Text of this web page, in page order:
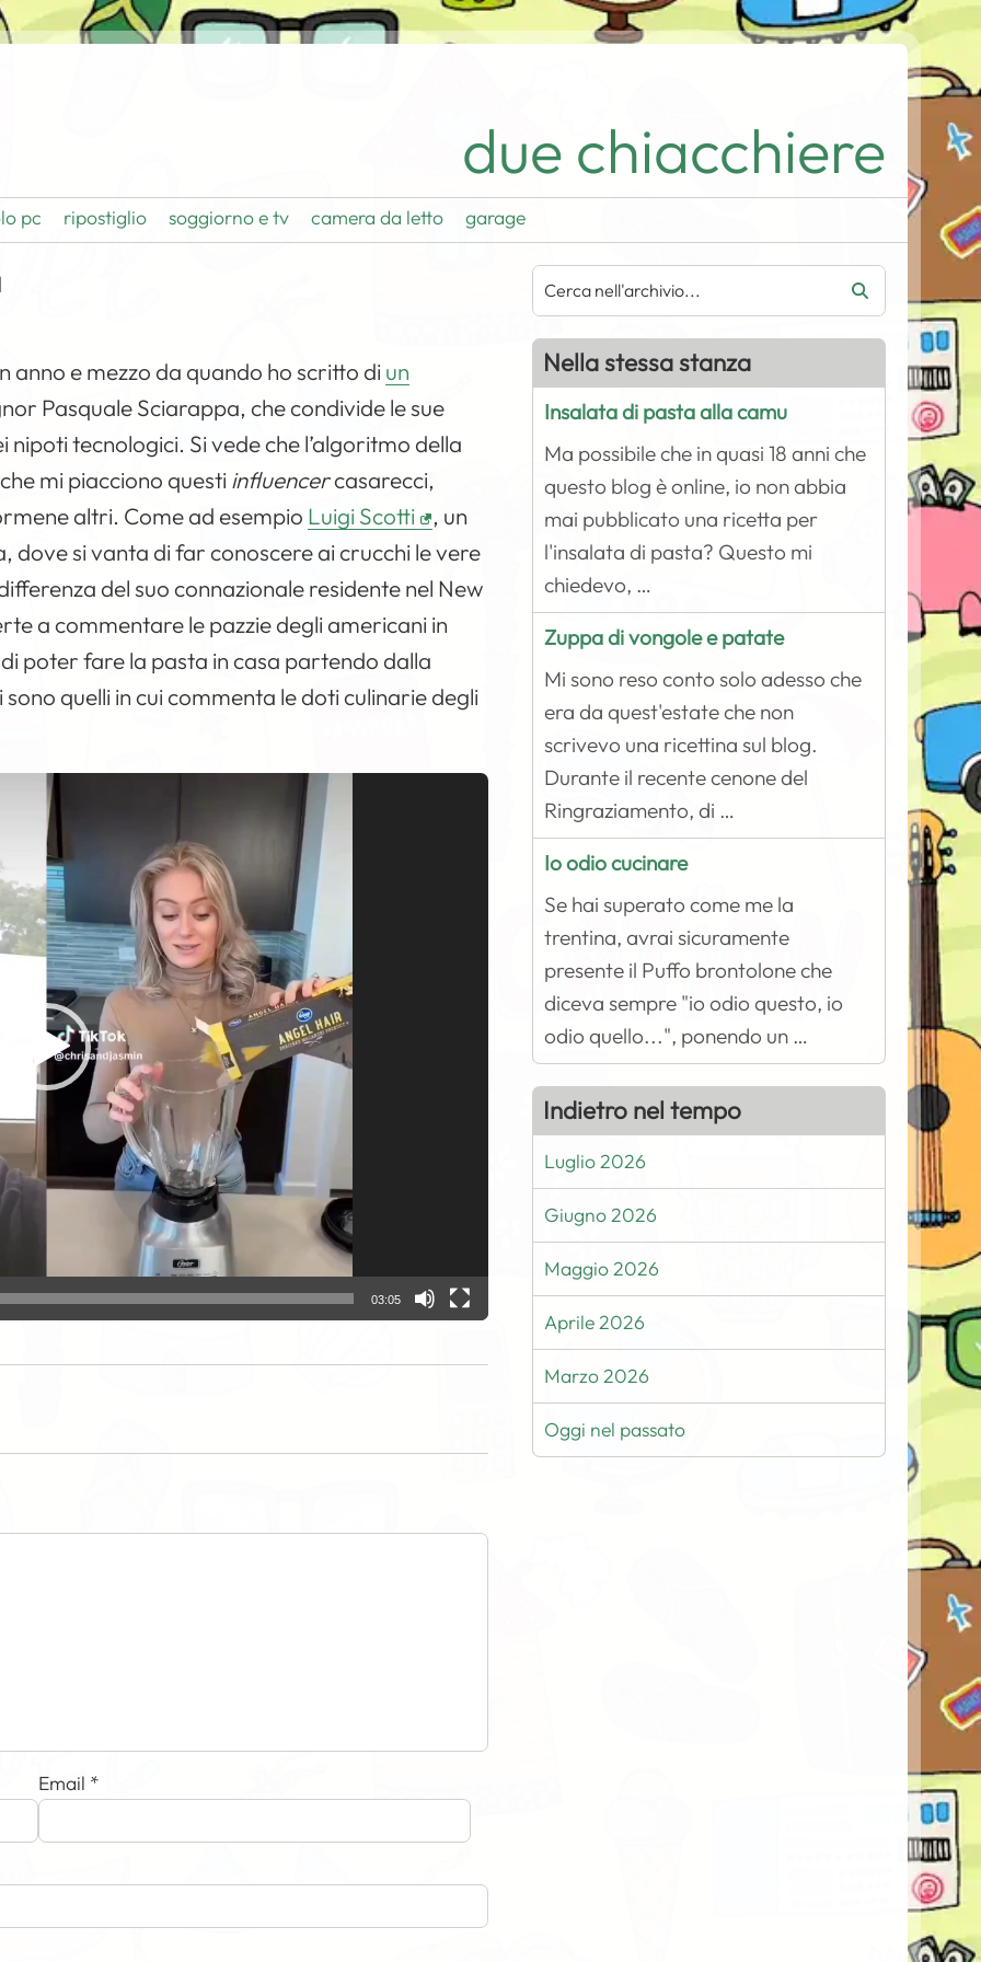
due chiacchiere
pc ripostiglio soggiorno e tv camera da letto garage
anno e mezzo da quando ho scritto di un
Pasquale Sciarappa, che condivide le sue
tecnologici. Si vede che l’algoritmo della
mi piacciono questi influencercasarecci,
altri. Come ad esempio Luigi Scotti
, un
si vanta di far conoscere ai crucchi le vere
del suo connazionale residente nel New
a commentare le pazzie degli americani in
poter fare la pasta in casa partendo dalla
quelli in cui commenta le doti culinarie degli
03:05
Email *
Nella stessa stanza
Insalata di pasta alla camu
Ma possibile che in quasi 18 anni che
questo blog è online, io non abbia
mai pubblicato una ricetta per
l'insalata di pasta? Questo mi
chiedevo, …
Zuppa di vongole e patate
Mi sono reso conto solo adesso che
era da quest'estate che non
scrivevo una ricettina sul blog.
Durante il recente cenone del
Ringraziamento, di …
Io odio cucinare
Se hai superato come me la
trentina, avrai sicuramente
presente il Puffo brontolone che
diceva sempre "io odio questo, io
odio quello...", ponendo un …
Indietro nel tempo
Luglio 2026
Giugno 2026
Maggio 2026
Aprile 2026
Marzo 2026
Oggi nel passato